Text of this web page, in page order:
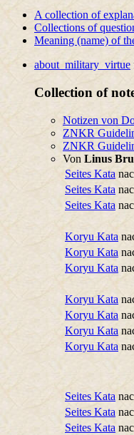
A collection of
Collections of
Meaning (name) of
about_military_virtue
Collection of
Notizen von
ZNKR
ZNKR
Von Linus
Seites Kata
Seites Kata
Seites Kata
Koryu Kata
Koryu Kata
Koryu Kata
Koryu Kata
Koryu Kata
Koryu Kata
Koryu Kata
Seites Kata
Seites Kata
Seites Kata